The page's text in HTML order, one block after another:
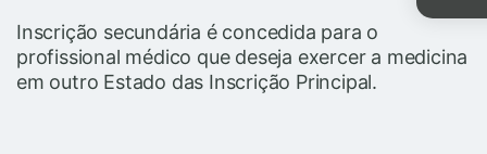
Inscrição secundária é concedida para o
profissional médico que deseja exercer a medicina
em outro Estado das Inscrição Principal.